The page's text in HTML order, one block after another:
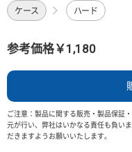
ケース ハード
参考価格￥1,180
ご注意：製品に関する販売・製品保証
元が行い、弊社はいかなる責任も負い
だきますようお願いいたします。